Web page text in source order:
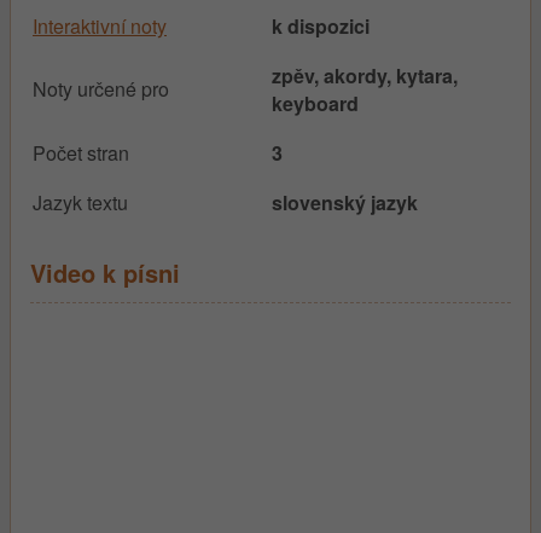
Interaktivní noty
k dispozici
Noty určené pro
zpěv, akordy, kytara,
keyboard
Počet stran
3
Jazyk textu
slovenský jazyk
Video k písni